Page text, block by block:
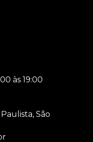
às 19:00
São